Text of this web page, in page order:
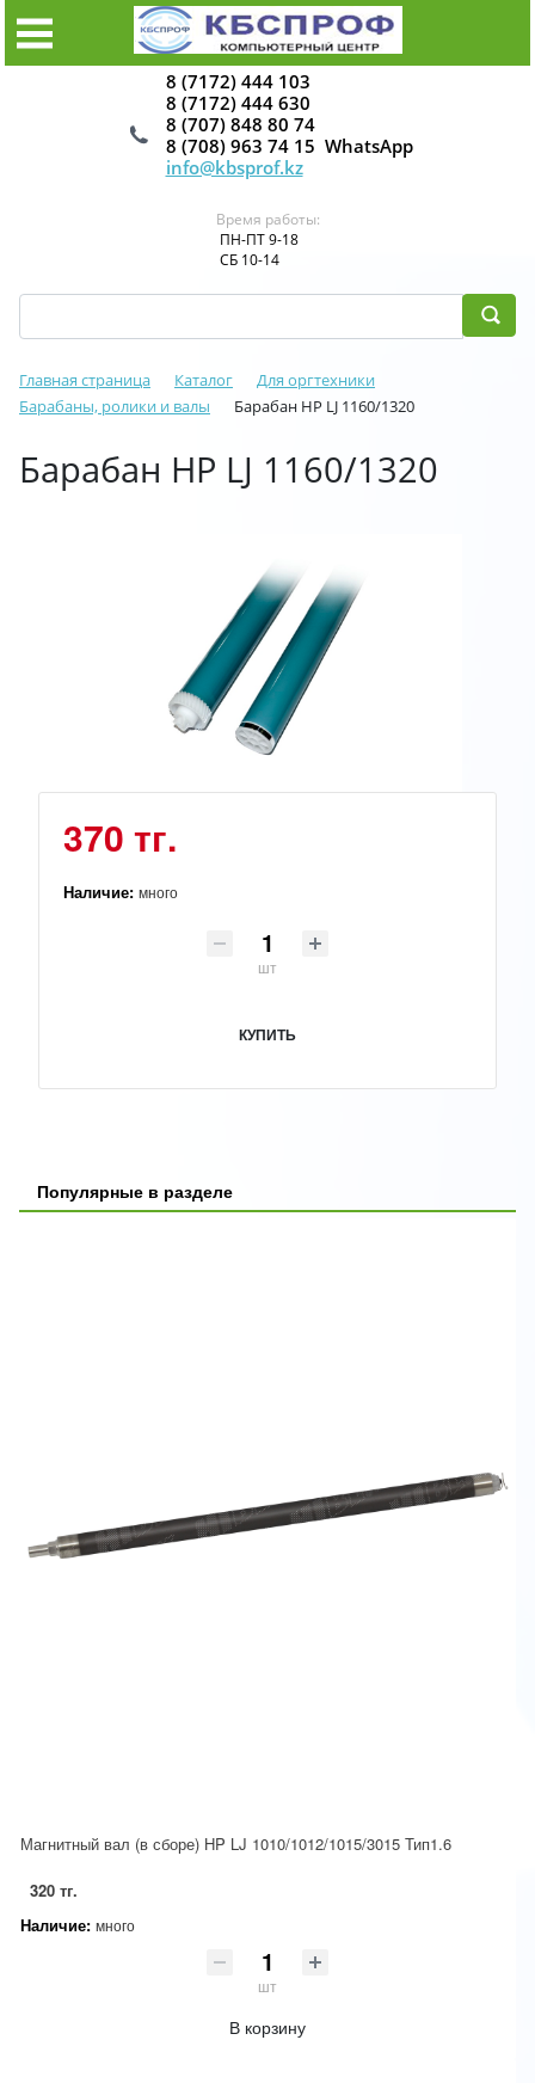
8 (7172) 444 103
8 (7172) 444 630
8 (707) 848 80 74
8 (708) 963 74 15 WhatsApp
info@kbsprof.kz
Время работы:
ПН-ПТ 9-18
СБ 10-14
Главная страница Каталог
Для оргтехники
Барабаны, ролики и валы
Барабан HP LJ 1160/1320
Барабан HP LJ 1160/1320
370 тг.
Наличие: много
шт
КУПИТЬ
Популярные в разделе
Магнитный вал (в сборе) HP LJ 1010/1012/1015/3015 Тип1.6
320 тг.
Наличие: много
шт
В корзину